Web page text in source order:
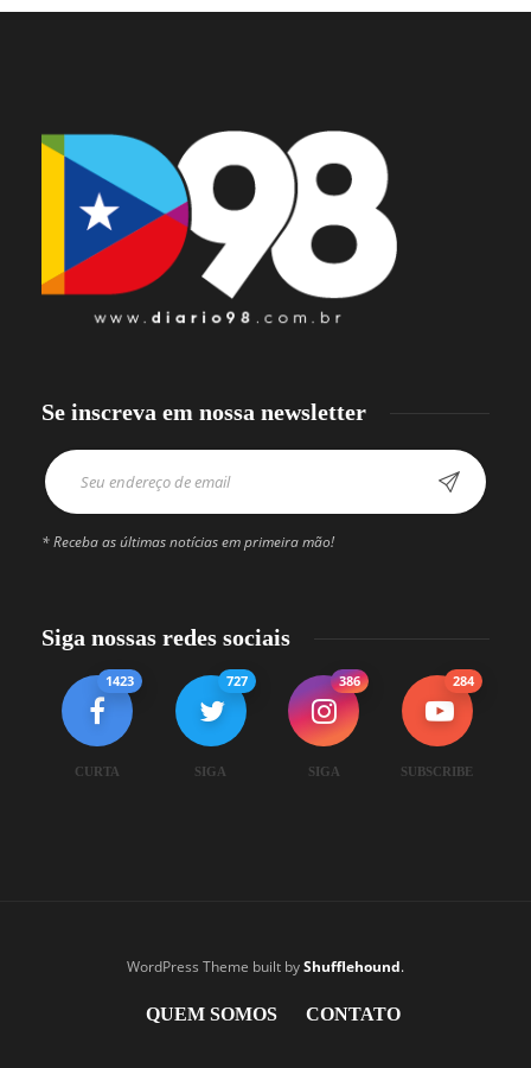
Se inscreva em nossa newsletter
* Receba as últimas notícias em primeira mão!
Siga nossas redes sociais
1423
CURTA
727
SIGA
386
SIGA
284
SUBSCRIBE
WordPress Theme built byShufflehound.
QUEM SOMOS CONTATO